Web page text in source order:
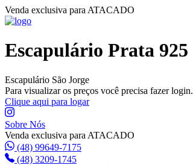
Venda exclusiva para ATACADO
Escapulário Prata 925
Escapulário São Jorge
Para visualizar os preços você precisa fazer login.
Clique aqui para logar
Sobre Nós
Venda exclusiva para ATACADO
(48) 99649-7175
(48) 3209-1745